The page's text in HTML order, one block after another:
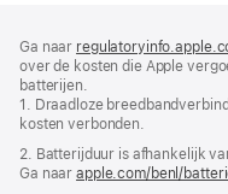
Ga naar
over de kosten die Apple
batterijen.
1. Draadloze
kosten verbonden.
2. Batterij­duur is afhankelijk
Ga naarapple.com/benl/